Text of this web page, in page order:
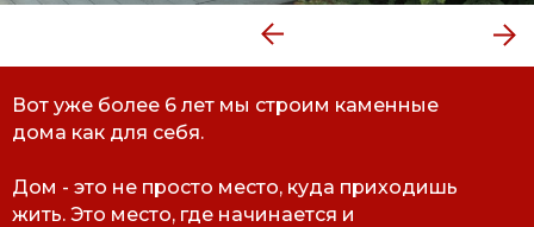
Вот уже более 6 лет мы строим каменные
дома как для себя.
Дом - это не просто место, куда приходишь
жить. Это место, где начинается и